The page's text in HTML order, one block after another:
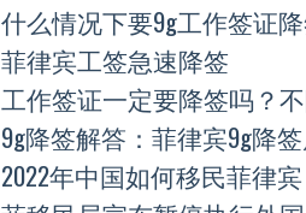
什么情况下要9g工作签证
菲律宾工签急速降签
工作签证一定要降签吗？
9g降签解答：菲律宾9g降
2022年中国如何移民菲律